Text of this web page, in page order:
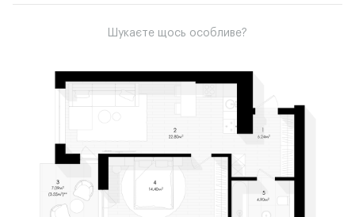
Шукаєте щось особливе?